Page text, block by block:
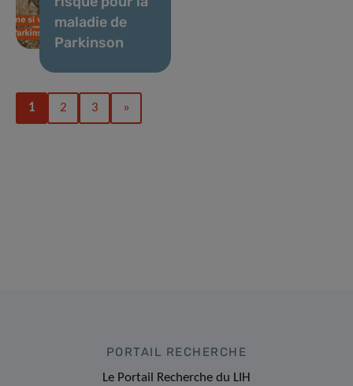
maladie de
Parkinson
1 2 3 »
PORTAIL RECHERCHE
Le Portail Recherche du LIH